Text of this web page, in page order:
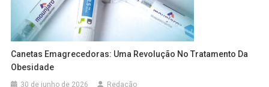
Canetas Emagrecedoras: Uma Revolução No Tratamento Da
Obesidade
30 de junho de 2026 Redação